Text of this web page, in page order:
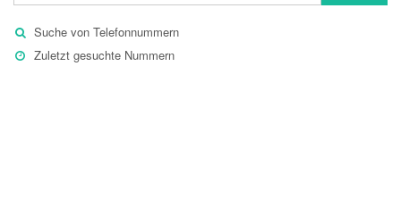
Suche von Telefonnummern
Zuletzt gesuchte Nummern